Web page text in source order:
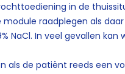
in de
raadplegen als
NaCl. In veel gevallen
als de patiënt reeds een